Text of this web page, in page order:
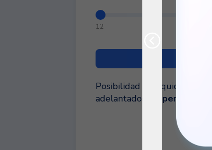
12
Posibilidad de liquidarlo
adelantados
sin